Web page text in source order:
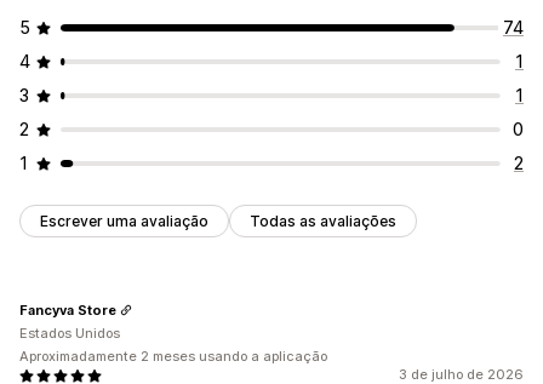
5
74
4
1
3
1
2
0
1
2
Escrever uma avaliação Todas as avaliações
3 de julho de 2026
Fancyva Store
Estados Unidos
Aproximadamente 2 meses usando a aplicação